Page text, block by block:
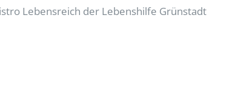
Lebensreich der Lebenshilfe Grünstadt